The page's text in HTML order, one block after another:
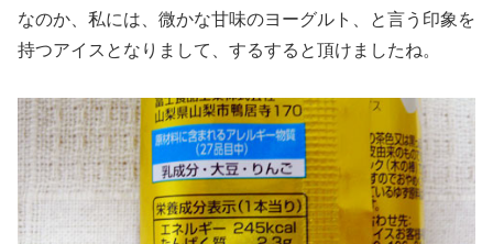
なのか、私には、微かな甘味のヨーグルト、と言う印象を
持つアイスとなりまして、するすると頂けましたね。